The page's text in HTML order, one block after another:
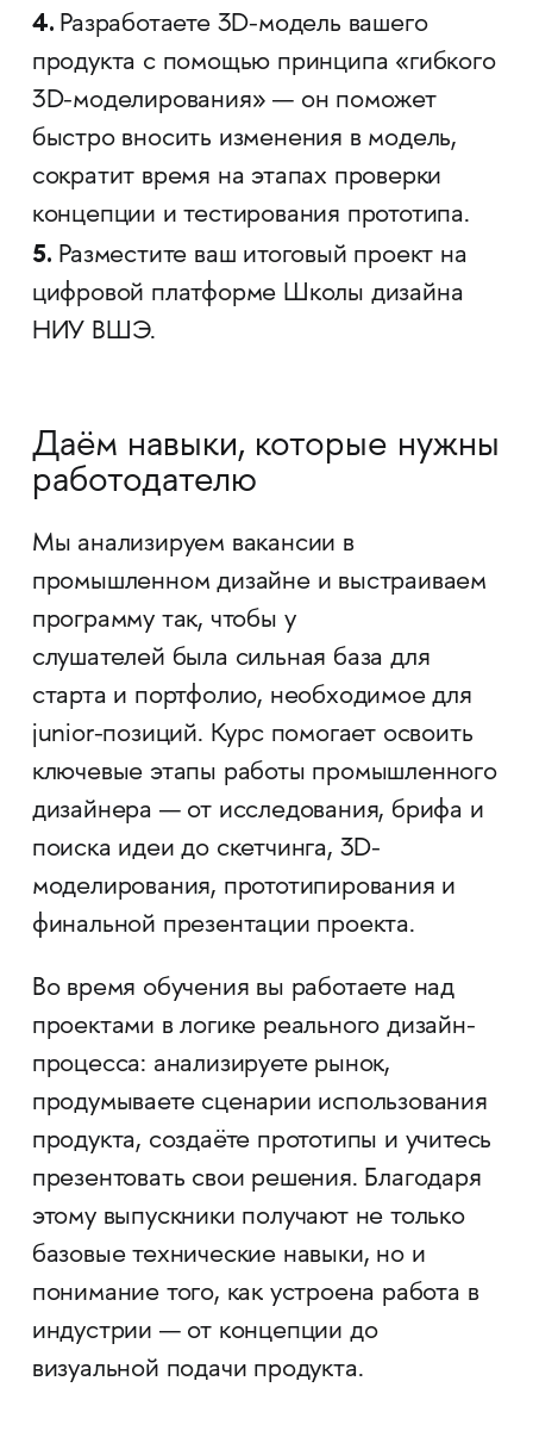
4. Разработаете 3D-модель вашего
продукта с помощью принципа «гибкого
3D-моделирования» — он поможет
быстро вносить изменения в модель,
сократит время на этапах проверки
концепции и тестирования прототипа.
5. Разместите ваш итоговый проект на
цифровой платформе Школы дизайна
НИУ ВШЭ.
Даём навыки, которые нужны
работодателю
Мы анализируем вакансии в
промышленном дизайне и выстраиваем
программу так, чтобы у
слушателей была сильная база для
старта и портфолио, необходимое для
junior-позиций. Курс помогает освоить
ключевые этапы работы промышленного
дизайнера — от исследования, брифа и
поиска идеи до скетчинга, 3D-
моделирования, прототипирования и
финальной презентации проекта.
Во время обучения вы работаете над
проектами в логике реального дизайн-
процесса: анализируете рынок,
продумываете сценарии использования
продукта, создаёте прототипы и учитесь
презентовать свои решения. Благодаря
этому выпускники получают не только
базовые технические навыки, но и
понимание того, как устроена работа в
индустрии — от концепции до
визуальной подачи продукта.